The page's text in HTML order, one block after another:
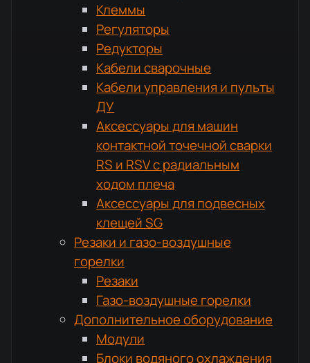
Клеммы
Регуляторы
Редукторы
Кабели сварочные
Кабели управления и пульты
ДУ
Аксессуары для машин
контактной точечной сварки
RS и RSV с радиальным
ходом плеча
Аксессуары для подвесных
клещей SG
Резаки и газо-воздушные
горелки
Резаки
Газо-воздушные горелки
Дополнительное оборудование
Модули
Блоки водяного охлаждения